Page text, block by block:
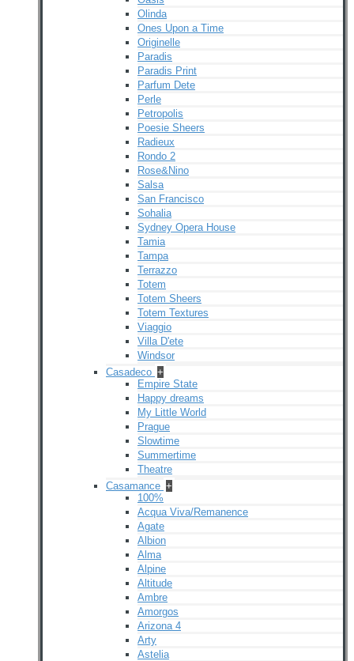
Olinda
Ones Upon a Time
Originelle
Paradis
Paradis Print
Parfum Dete
Perle
Petropolis
Poesie Sheers
Radieux
Rondo 2
Rose&Nino
Salsa
San Francisco
Sohalia
Sydney Opera House
Tamia
Tampa
Terrazzo
Totem
Totem Sheers
Totem Textures
Viaggio
Villa D'ete
Windsor
Casadeco +
Empire State
Happy dreams
My Little World
Prague
Slowtime
Summertime
Theatre
Casamance +
100%
Acqua Viva/Remanence
Agate
Albion
Alma
Alpine
Altitude
Ambre
Amorgos
Arizona 4
Arty
Astelia